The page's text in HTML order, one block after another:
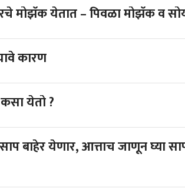
मोझॅक येतात – पिवळा मोझॅक व
एकत्र च यावे कारण
येतो ?
बाहेर येणार, आत्ताच जाणून घ्या